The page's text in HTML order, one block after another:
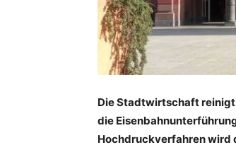
Die Stadtwirtschaft reinigt
die
Hochdruckverfahren wird